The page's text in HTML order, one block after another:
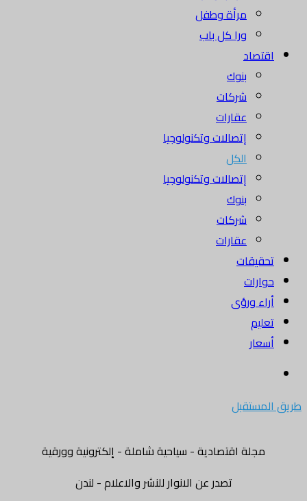
مرأة وطفل
ورا كل باب
اقتصاد
بنوك
شركات
عقارات
إتصالات وتكنولوجيا
الكل
إتصالات وتكنولوجيا
بنوك
شركات
عقارات
تحقيقات
حوارات
أراء ورؤى
تعليم
أسعار
طريق المستقبل
مجلة اقتصادية - سياحية شاملة - إلكترونية وورقية
تصدر عن الانوار للنشر والاعلام - لندن